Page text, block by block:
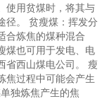
使用贫煤时，将其与
径。 贫瘦煤：挥发分
合炼焦的煤种混合
煤也可用于发电、电
省西山煤电公司。 瘦
焦过程中可能会产生
独炼焦产生的焦